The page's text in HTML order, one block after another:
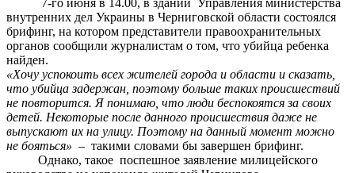
внутренних дел Украины в Черниговской области состоялся
брифинг, на котором представители правоохранительных
органов сообщили журналистам о том, что убийца ребенка
найден.
«Хочу успокоить всех жителей города и области и сказать,
что убийца задержан, поэтому больше таких происшествий
не повторится. Я понимаю, что люди беспокоятся за своих
детей. Некоторые после данного происшествия даже не
выпускают их на улицу. Поэтому на данный момент можно
не бояться» – такими словами бы завершен брифинг.
Однако, такое поспешное заявление милицейского